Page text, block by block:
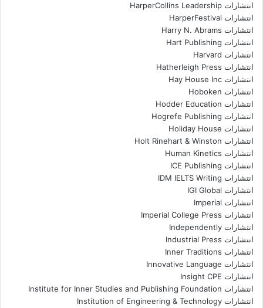
انتشارات HarperCollins Leadership
انتشارات HarperFestival
انتشارات Harry N. Abrams
انتشارات Hart Publishing
انتشارات Harvard
انتشارات Hatherleigh Press
انتشارات Hay House Inc
انتشارات Hoboken
انتشارات Hodder Education
انتشارات Hogrefe Publishing
انتشارات Holiday House
انتشارات Holt Rinehart & Winston
انتشارات Human Kinetics
انتشارات ICE Publishing
انتشارات IDM IELTS Writing
انتشارات IGI Global
انتشارات Imperial
انتشارات Imperial College Press
انتشارات Independently
انتشارات Industrial Press
انتشارات Inner Traditions
انتشارات Innovative Language
انتشارات Insight CPE
انتشارات Institute for Inner Studies and Publishing Foundation
انتشارات Institution of Engineering & Technology